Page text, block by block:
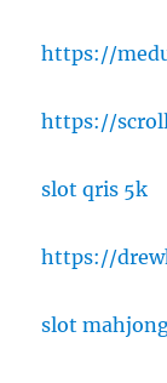
https://
https://
slot qris 5k
https://
slot